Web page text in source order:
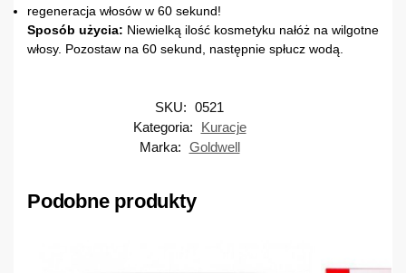
regeneracja włosów w 60 sekund!
Sposób użycia: Niewielką ilość kosmetyku nałóż na wilgotne
włosy. Pozostaw na 60 sekund, następnie spłucz wodą.
SKU: 0521
Kategoria:
Kuracje
Marka: Goldwell
Podobne produkty